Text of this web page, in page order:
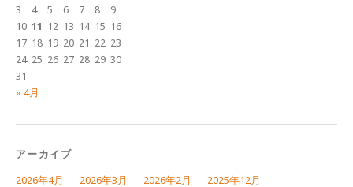
3
4 5 6 7 8
9
10 11 12 13 14 15 16
17 18 19 20 21 22 23
24 25 26 27 28 29 30
31
« 4月
アーカイブ
2026年4月 2026年3月 2026年2月
2025年12月